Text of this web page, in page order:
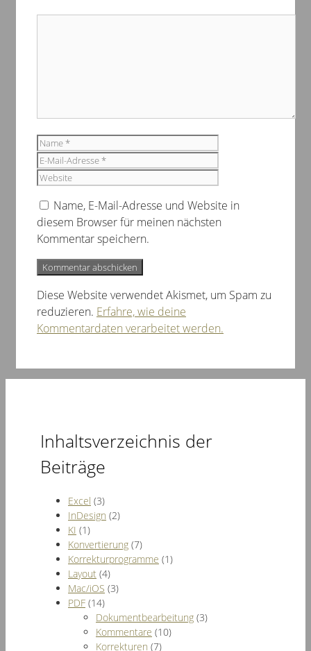
Name
Adresse
Name, E-Mail-Adresse und Website in
diesem Browser für meinen nächsten
Kommentar speichern.
Diese Website verwendet Akismet, um Spam zu
reduzieren. Erfahre, wie deine
Kommentardaten verarbeitet werden.
Inhaltsverzeichnis der
Beiträge
Excel (3)
InDesign (2)
KI (1)
Konvertierung (7)
Korrekturprogramme (1)
Layout (4)
Mac/iOS (3)
PDF (14)
Dokumentbearbeitung (3)
Kommentare (10)
Korrekturen (7)